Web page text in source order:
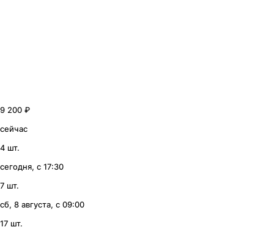
9 200 ₽
сейчас
4 шт.
сегодня, с 17:30
7 шт.
сб, 8 августа, с 09:00
17 шт.